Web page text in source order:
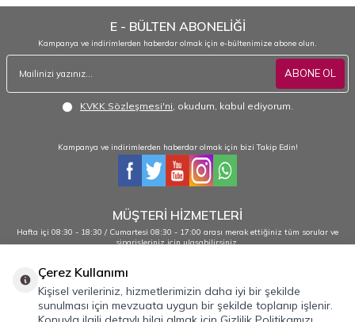
E - BÜLTEN ABONELİĞİ
Kampanya ve indirimlerden haberdar olmak için e-bültenimize abone olun.
ABONE OL
KVKK Sözleşmesi'ni , okudum, kabul ediyorum.
Kampanya ve indirimlerden haberdar olmak için bizi Takip Edin!
MÜŞTERİ HİZMETLERİ
Hafta içi 08:30 - 18:30 / Cumartesi 08:30 - 17:00 arası merak ettiğiniz tüm sorular ve
siparişleriniz için ulaşabilirsiniz.
0232 484 38 44 - 0533 330 88 95
Önemli Bilgiler
Çerez Kullanımı
Kişisel verileriniz, hizmetlerimizin daha iyi bir şekilde
sunulması için mevzuata uygun bir şekilde toplanıp işlenir.